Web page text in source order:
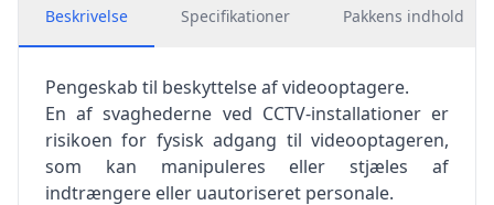
Beskrivelse Specifikationer Pakkens indhold
Pengeskab til beskyttelse af videooptagere.
En af svaghederne ved CCTV-installationer er
risikoen for fysisk adgang til videooptageren,
som kan manipuleres eller stjæles af
indtrængere eller uautoriseret personale.